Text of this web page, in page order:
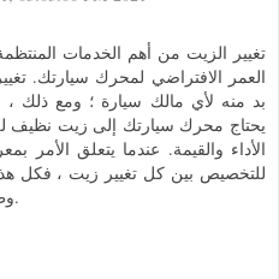
تغيير الزيت من أهم الخدمات
العمر الافتراضي لمحرك سيارتك.
بد منه لأي مالك سيارة ؛ ومع ذلك ،
يحتاج محرك سيارتك إلى زيت نظيف
الأداء والقيمة. عندما يتعلق الأمر
للتخصيص بين كل تغيير زيت ، فكل
وطرازها وطرازها واستخدامها.